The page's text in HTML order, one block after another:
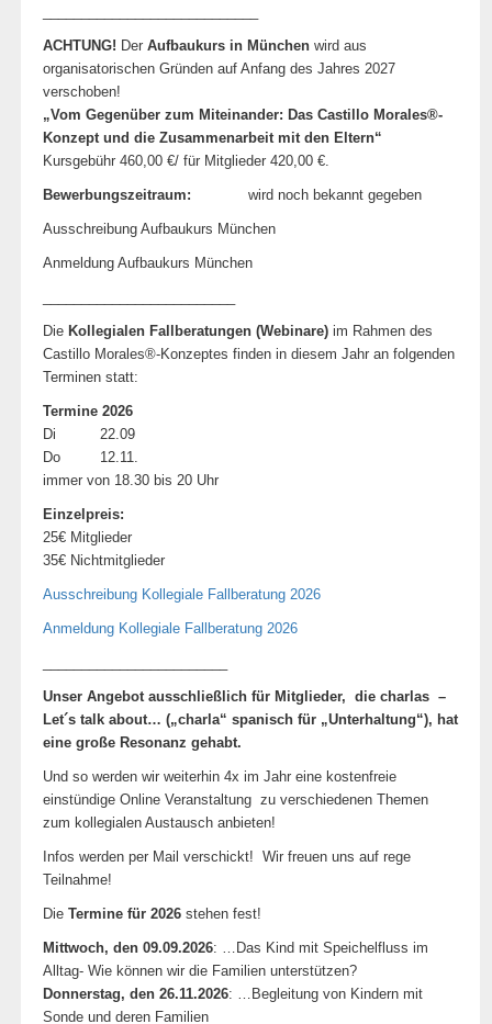
ACHTUNG! Der Aufbaukurs in Münchenwird aus
organisatorischen Gründen auf Anfang des Jahres 2027
verschoben!
„Vom Gegenüber zum Miteinander: Das Castillo Morales®-
Konzept und die Zusammenarbeit mit den Eltern“
Kursgebühr 460,00 €/ für Mitglieder 420,00 €.
Bewerbungszeitraum:wird noch bekannt gegeben
Ausschreibung Aufbaukurs München
Anmeldung Aufbaukurs München
Die Kollegialen Fallberatungen (Webinare) im Rahmen des
Castillo Morales®-Konzeptes finden in diesem Jahr an folgenden
Terminen statt:
Termine 2026
Di 22.09
Do 12.11.
immer von 18.30 bis 20 Uhr
Einzelpreis:
25€ Mitglieder
35€ Nichtmitglieder
Ausschreibung Kollegiale Fallberatung 2026
Anmeldung Kollegiale Fallberatung 2026
Unser Angebot ausschließlich für Mitglieder, die charlas –
Let´s talk about… („charla“ spanisch für „Unterhaltung“), hat
eine große Resonanz gehabt.
Und so werden wir weiterhin 4x im Jahr eine kostenfreie
einstündige Online Veranstaltung zu verschiedenen Themen
zum kollegialen Austausch anbieten!
Infos werden per Mail verschickt! Wir freuen uns auf rege
Teilnahme!
DieTermine für 2026 stehen fest!
Mittwoch, den 09.09.2026: …Das Kind mit Speichelfluss im
Alltag- Wie können wir die Familien unterstützen?
Donnerstag, den 26.11.2026: …Begleitung von Kindern mit
Sonde und deren Familien